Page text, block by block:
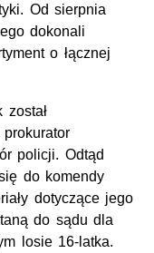
Od sierpnia
dokonali
o łącznej
został
policji. Odtąd
do komendy
dotyczące jego
do sądu dla
losie 16-latka.